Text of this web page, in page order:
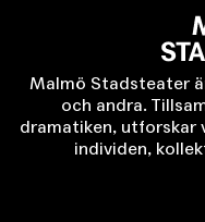
Malmö Stadsteater
och andra.
dramatiken,
individen,